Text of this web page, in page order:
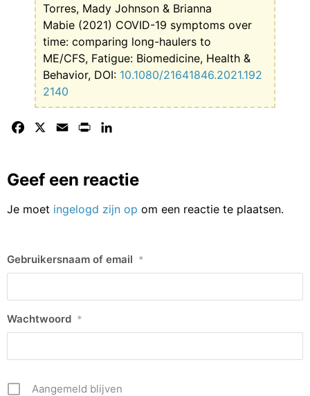
Torres, Mady Johnson & Brianna
Mabie (2021) COVID-19 symptoms over
time: comparing long-haulers to
ME/CFS, Fatigue: Biomedicine, Health &
Behavior, DOI: 10.1080/21641846.2021.192
2140
Facebook Email Print
Geef een reactie
Je moet ingelogd zijn op om een reactie te plaatsen.
Gebruikersnaam of email *
Wachtwoord *
Aangemeld blijven